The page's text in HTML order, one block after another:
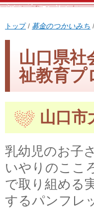
現
在
置：
トップ/ 募金のつかいみち /
山口県
祉教育プ
山口市
乳幼児のお子
いやりのここ
で取り組める
するパンフレ